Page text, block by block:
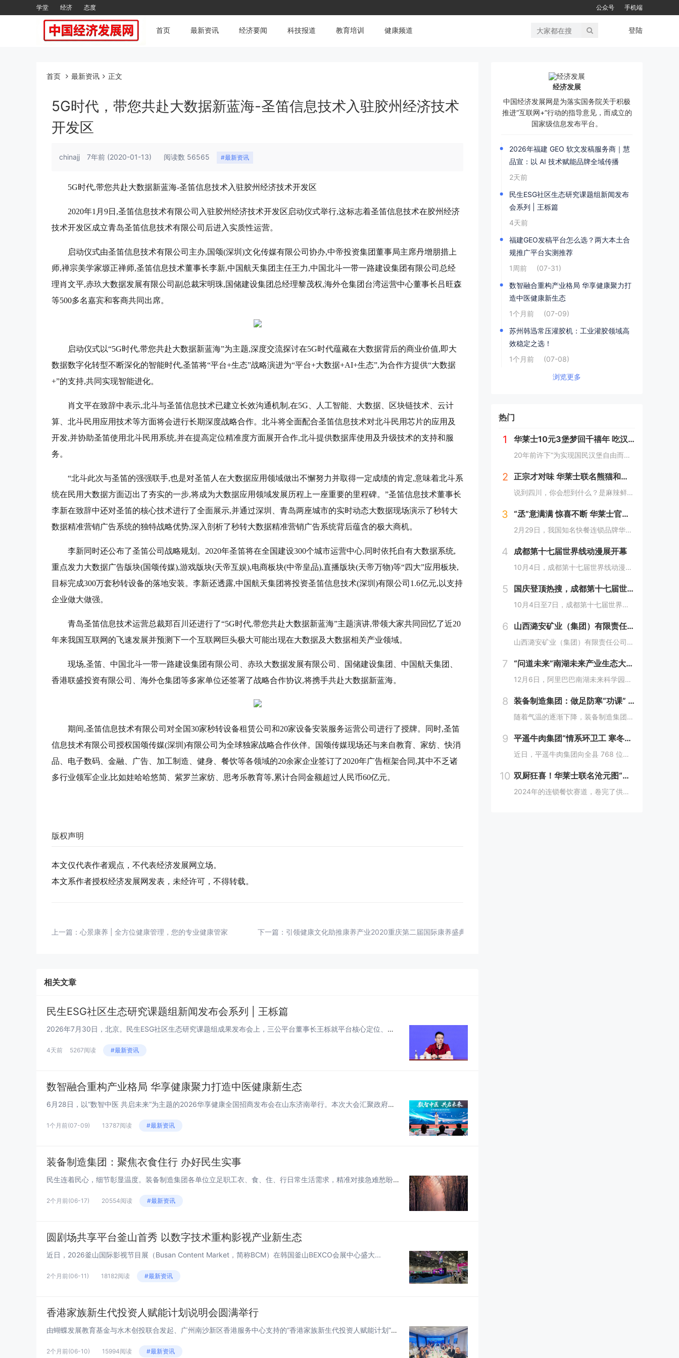
学堂 经济 态度 公众号 手机端
首页 最新资讯 经济要闻 科技报道 教育培训 健康频道 登陆
首页 最新资讯 正文
5G时代，带您共赴大数据新蓝海-圣笛信息技术入驻胶州经济技术
开发区
chinajj 7年前 (2020-01-13) 阅读数 56565 #最新资讯
5G时代,带您共赴大数据新蓝海-圣笛信息技术入驻胶州经济技术开发区
2020年1月9日,圣笛信息技术有限公司入驻胶州经济技术开发区启动仪式举行,这标志着圣笛信息技术在胶州经济
技术开发区成立青岛圣笛信息技术有限公司后进入实质性运营。
启动仪式由圣笛信息技术有限公司主办,国颂(深圳)文化传媒有限公司协办,中帝投资集团董事局主席丹增朋措上
师,禅宗美学家塬正禅师,圣笛信息技术董事长李新,中国航天集团主任王力,中国北斗一带一路建设集团有限公司总经
理肖文平,赤玖大数据发展有限公司副总裁宋明珠,国储建设集团总经理黎茂权,海外仓集团台湾运营中心董事长吕旺森
等500多名嘉宾和客商共同出席。
启动仪式以“5G时代,带您共赴大数据新蓝海”为主题,深度交流探讨在5G时代蕴藏在大数据背后的商业价值,即大
数据数字化转型不断深化的智能时代,圣笛将“平台+生态”战略演进为“平台+大数据+AI+生态”,为合作方提供“大数据
+”的支持,共同实现智能进化。
肖文平在致辞中表示,北斗与圣笛信息技术已建立长效沟通机制,在5G、人工智能、大数据、区块链技术、云计
算、北斗民用应用技术等方面将会进行长期深度战略合作。北斗将全面配合圣笛信息技术对北斗民用芯片的应用及
开发,并协助圣笛使用北斗民用系统,并在提高定位精准度方面展开合作,北斗提供数据库使用及升级技术的支持和服
务。
“北斗此次与圣笛的强强联手,也是对圣笛人在大数据应用领域做出不懈努力并取得一定成绩的肯定,意味着北斗系
统在民用大数据方面迈出了夯实的一步,将成为大数据应用领域发展历程上一座重要的里程碑。”圣笛信息技术董事长
李新在致辞中还对圣笛的核心技术进行了全面展示,并通过深圳、青岛两座城市的实时动态大数据现场演示了秒转大
数据精准营销广告系统的独特战略优势,深入剖析了秒转大数据精准营销广告系统背后蕴含的极大商机。
李新同时还公布了圣笛公司战略规划。2020年圣笛将在全国建设300个城市运营中心,同时依托自有大数据系统,
重点发力大数据广告版块(国颂传媒),游戏版块(天帝互娱),电商板块(中帝皇品),直播版块(天帝万物)等“四大”应用板块,
目标完成300万套秒转设备的落地安装。李新还透露,中国航天集团将投资圣笛信息技术(深圳)有限公司1.6亿元,以支持
企业做大做强。
青岛圣笛信息技术运营总裁郑百川还进行了“5G时代,带您共赴大数据新蓝海”主题演讲,带领大家共同回忆了近20
年来我国互联网的飞速发展并预测下一个互联网巨头极大可能出现在大数据及大数据相关产业领域。
现场,圣笛、中国北斗一带一路建设集团有限公司、赤玖大数据发展有限公司、国储建设集团、中国航天集团、
香港联盛投资有限公司、海外仓集团等多家单位还签署了战略合作协议,将携手共赴大数据新蓝海。
期间,圣笛信息技术有限公司对全国30家秒转设备租赁公司和20家设备安装服务运营公司进行了授牌。同时,圣笛
信息技术有限公司授权国颂传媒(深圳)有限公司为全球独家战略合作伙伴。国颂传媒现场还与来自教育、家纺、快消
品、电子数码、金融、广告、加工制造、健身、餐饮等各领域的20余家企业签订了2020年广告框架合同,其中不乏诸
多行业领军企业,比如娃哈哈悠简、紫罗兰家纺、思考乐教育等,累计合同金额超过人民币60亿元。
版权声明
本文仅代表作者观点，不代表经济发展网立场。
本文系作者授权经济发展网发表，未经许可，不得转载。
上一篇： 心景康养 | 全方位健康管理，您的专业健康管家 下一篇： 引领健康文化助推康养产业2020重庆第二届国际康养盛典圆满落幕
相关文章
民生ESG社区生态研究课题组新闻发布会系列 | 王栎篇
2026年7月30日，北京。民生ESG社区生态研究课题组成果发布会上，三公平台董事长王栎就平台核心定位、建设路径及未来规...
4天前 5267阅读 #最新资讯
数智融合重构产业格局 华享健康聚力打造中医健康新生态
6月28日，以“数智中医 共启未来”为主题的2026华享健康全国招商发布会在山东济南举行。本次大会汇聚政府主管部门领导、...
1个月前(07-09) 13787阅读 #最新资讯
装备制造集团：聚焦衣食住行 办好民生实事
民生连着民心，细节彰显温度。装备制造集团各单位立足职工衣、食、住、行日常生活需求，精准对接急难愁盼，推出一系列务实暖心举...
2个月前(06-17) 20554阅读 #最新资讯
圆剧场共享平台釜山首秀 以数字技术重构影视产业新生态
近日，2026釜山国际影视节目展（Busan Content Market，简称BCM）在韩国釜山BEXCO会展中心盛大...
2个月前(06-11) 18182阅读 #最新资讯
香港家族新生代投资人赋能计划说明会圆满举行
由蝴蝶发展教育基金与水木创投联合发起、广州南沙新区香港服务中心支持的“香港家族新生代投资人赋能计划”说明会，于6月2日下...
2个月前(06-10) 15994阅读 #最新资讯
经济发展
中国经济发展网是为落实国务院关于积极
推进“互联网+”行动的指导意见，而成立的
国家级信息发布平台。
2026年福建 GEO 软文发稿服务商｜慧
品宣：以 AI 技术赋能品牌全域传播
2天前
民生ESG社区生态研究课题组新闻发布
会系列 | 王栎篇
4天前
福建GEO发稿平台怎么选？两大本土合
规推广平台实测推荐
1周前
(07-31)
数智融合重构产业格局 华享健康聚力打
造中医健康新生态
1个月前
(07-09)
苏州韩迅常压灌胶机：工业灌胶领域高
效稳定之选！
1个月前
(07-08)
浏览更多
热门
1 华莱士10元3堡梦回千禧年 吃汉堡、献爱心，经典好滋味回馈社会
20年前许下“为实现国民汉堡自由而奋斗”心愿的中国华莱士可能没有想到，2024年华莱士汉堡价格居然“卷”出了首店开业的价格！9月1日，“2024华华汉堡节”正式开启，而此次汉堡节，华莱士也是下了“血本”来回馈「华门信徒」，10块钱就能吃到3...
2 正宗才对味 华莱士联名熊猫和和国庆重磅上新鱼香肉丝鸡腿堡
说到四川，你会想到什么？是麻辣鲜香的川菜？还是圆滚滚可爱的国宝“胖达”？华莱士寻味中国系列终于来到了川蜀之地，与央视动漫熊猫和和联名，9月20日重磅上新华莱士川蜀鱼香肉丝风味鸡腿堡，从舌尖出发，探寻川蜀美食的“灵魂”。中国华莱士一直秉承着传...
3 “丞”意满满 惊喜不断 华莱士官宣范丞丞为新代言人
2月29日，我国知名快餐连锁品牌华莱士正式官宣范丞丞成为中国华莱士的品牌代言人。配合官宣，华莱士携手范丞丞发布了全新的品牌TVC，还为范丞丞的粉丝们量身定制了“丞意满满”的惊喜，与范丞丞共同开启创意十足的“春日之旅”。“丞”至金开，共掀美食...
4 成都第十七届世界线动漫展开幕
10月4日，成都第十七届世界线动漫展在中国西部国际博览城开幕。本届展会以“逐浪追风，记秋航行”为主题，涵盖品牌展商互动、主题游戏体验、沉浸主题摄影、声优大赛、电竞比赛、嘉宾签售、主题巡游和IP周边销售等核心内容。展会服务继续升级！成都第十七...
5 国庆登顶热搜，成都第十七届世界线动漫展圆满举行!
10月4日至7日，成都第十七届世界线动漫展在中国西部国际博览城成功举行。世界线动漫展是成都本土市场孕育的动漫展会，凭借独特的游戏体验和品牌展商互动内容，在年轻二次元人群好评如潮，成为了西部地区受众人数最多、规模最大的动漫展会。成都第十七届世...
6 山西潞安矿业（集团）有限责任公司古城煤矿： 企业基层党组织如何围绕中心工作发挥宣传赋能作用
山西潞安矿业（集团）有限责任公司古城煤矿：企业基层党组织如何围绕中心工作发挥宣传赋能作用 习近平总书记指出，做好新形势下宣传思想工作，必须自觉承担起举旗帜、聚民心、育新人、兴文化、展形象的使命任务，这为国企做好宣传思想工作提供了根...
7 “问道未来”南湖未来产业生态大会，阿里巴巴南湖未来科学园正式宣布开园
12月6日，阿里巴巴南湖未来科学园正式宣布开园，并同期举办了“问道未来——南湖未来产业生态大会”。此次活动中，由阿里巴巴达摩院主导的湖畔实验室、中国科学院院士叶志镇团队、西湖大学裴端卿教授实验室等共计106家科技创新企业及实验室正式入驻并举...
8 装备制造集团：做足防寒“功课” 全力备战“冬考”
随着气温的逐渐下降，装备制造集团各单位坚持早安排、早准备、早落实，超前部署、多措并举做好防冻保暖工作，全力保障冬季生产安全稳定运行。“报告值班长，井口热风机组经过全面检修维护，昨天进行了试运转，一切正常。”寺河煤矿二号井机电运行工区班前会上...
9 平遥牛肉集团“情系环卫工 寒冬暖人心”
近日，平遥牛肉集团向全县 768 位环卫工人捐赠了价值15万余元的保暖衣和保温杯。这一善举主要源于对环卫工人辛勤付出的由衷敬意。他们每日穿梭在平遥的大街小巷，无畏寒暑，为城市的整洁默默奉献，这种精神深深触动了平遥牛肉集团...
10 双厨狂喜！华莱士联名沧元图“破圈儿”二次元
2024年的连锁餐饮赛道，卷完了供应链、卷完了规模，开始卷起了营销和文化，而作为我国连锁快餐的龙头企业，华莱士无疑是最会玩儿的“玩家”之一。日前，华莱士联名沧元图，用国潮、国漫文化，破圈儿二次元，掀起了“华门信徒”和二次元粉丝的“双厨狂喜”...